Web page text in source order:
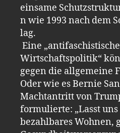
einsame
n wie 1993 nach dem
lag.
Eine
Wirtschaftspolitik“
gegen die allgemeine
Oder wie es Bernie
Machtantritt von
formulierte: „Lasst
bezahlbares Wohnen,